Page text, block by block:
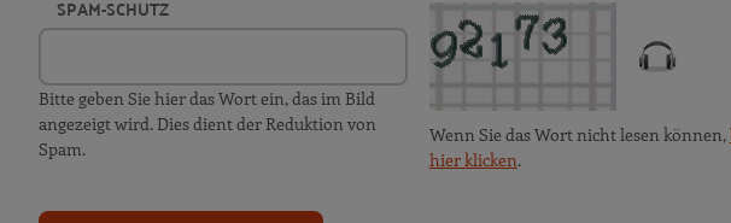
SPAM-SCHUTZ
Bitte geben Sie hier das Wort ein, das im Bild
angezeigt wird. Dies dient der Reduktion von
Spam.
Wenn Sie das Wort nicht lesen können,
hier klicken.